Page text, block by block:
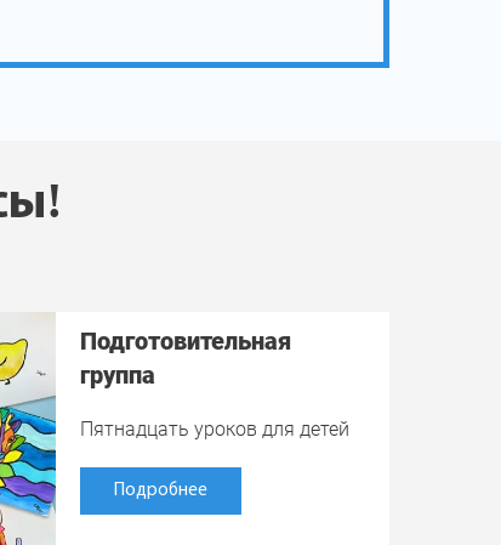
Подготовительная
группа
Пятнадцать уроков для детей
Подробнее